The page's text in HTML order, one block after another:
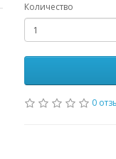
Количество
0